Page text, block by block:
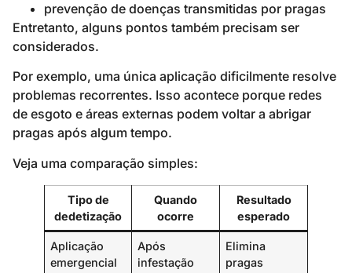
prevenção de doenças transmitidas por pragas
Entretanto, alguns pontos também precisam ser
considerados.
Por exemplo, uma única aplicação dificilmente resolve
problemas recorrentes. Isso acontece porque redes
de esgoto e áreas externas podem voltar a abrigar
pragas após algum tempo.
Veja uma comparação simples:
Tipo de
dedetização
Quando
ocorre
Resultado
esperado
Aplicação
emergencial
Após
infestação
Elimina
pragas